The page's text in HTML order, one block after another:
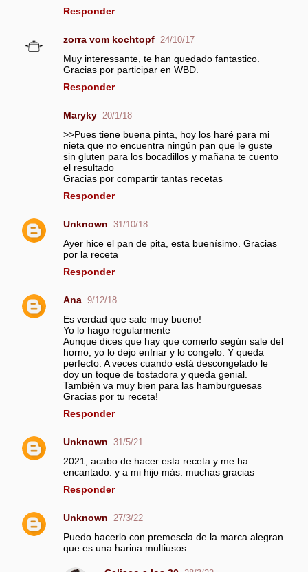
Responder
zorra vom kochtopf 24/10/17
Muy interessante, te han quedado fantastico.
Gracias por participar en WBD.
Responder
Maryky 20/1/18
>>Pues tiene buena pinta, hoy los haré para mi
nieta que no encuentra ningún pan que le guste
sin gluten para los bocadillos y mañana te cuento
el resultado
Gracias por compartir tantas recetas
Responder
Unknown 31/10/18
Ayer hice el pan de pita, esta buenísimo. Gracias
por la receta
Responder
Ana 9/12/18
Es verdad que sale muy bueno!
Yo lo hago regularmente
Aunque dices que hay que comerlo según sale del
horno, yo lo dejo enfriar y lo congelo. Y queda
perfecto. A veces cuando está descongelado le
doy un toque de tostadora y queda genial.
También va muy bien para las hamburguesas
Gracias por tu receta!
Responder
Unknown 31/5/21
2021, acabo de hacer esta receta y me ha
encantado. y a mi hijo más. muchas gracias
Responder
Unknown 27/3/22
Puedo hacerlo con premescla de la marca alegran
que es una harina multiusos